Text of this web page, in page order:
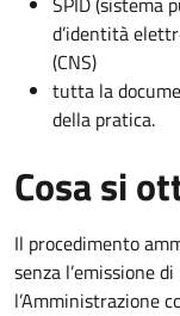
d’identità
(CNS)
tutta la
della pratica.
Cosa si
Il procedimento
senza l’emissione
l’Amministrazione